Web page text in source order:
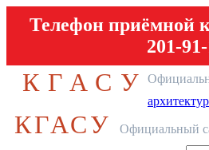
Телефон приёмной
201-
КГАСУ
КГАСУ Официальный